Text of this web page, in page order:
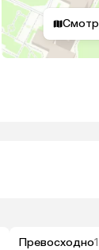
Превосходно1